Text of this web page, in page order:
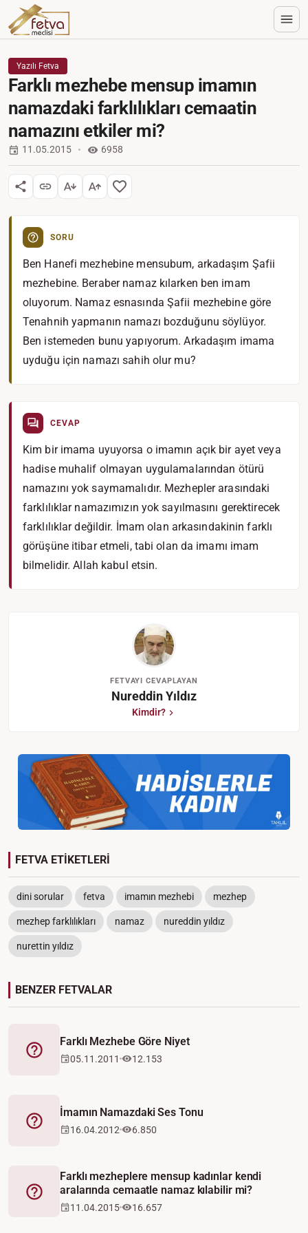
Yazılı Fetva
Farklı mezhebe mensup imamın
namazdaki farklılıkları cemaatin
namazını etkiler mi?
11.05.2015 6958
SORU
Ben Hanefi mezhebine mensubum, arkadaşım Şafii
mezhebine. Beraber namaz kılarken ben imam
oluyorum. Namaz esnasında Şafii mezhebine göre
Tenahnih yapmanın namazı bozduğunu söylüyor.
Ben istemeden bunu yapıyorum. Arkadaşım imama
uyduğu için namazı sahih olur mu?
CEVAP
Kim bir imama uyuyorsa o imamın açık bir ayet veya
hadise muhalif olmayan uygulamalarından ötürü
namazını yok saymamalıdır. Mezhepler arasındaki
farklılıklar namazımızın yok sayılmasını gerektirecek
farklılıklar değildir. İmam olan arkasındakinin farklı
görüşüne itibar etmeli, tabi olan da imamı imam
bilmelidir. Allah kabul etsin.
FETVAYI CEVAPLAYAN
Nureddin Yıldız
Kimdir?
FETVA ETİKETLERİ
dini sorular fetva imamın mezhebi mezhep
mezhep farklılıkları namaz nureddin yıldız
nurettin yıldız
BENZER FETVALAR
Fetva
Farklı Mezhebe Göre Niyet
05.11.2011 12.153
Fetva
İmamın Namazdaki Ses Tonu
16.04.2012 6.850
Fetva
Farklı mezheplere mensup kadınlar kendi
aralarında cemaatle namaz kılabilir mi?
11.04.2015 16.657